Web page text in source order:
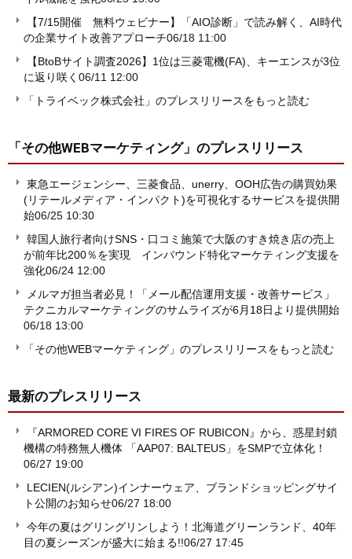
【7/15開催 無料ウェビナー】「AIO診断」で読み解く、AI時代
の企業サイト改善アプローチ06/18 11:00
【BtoBサイト調査2026】1位は三菱電機(FA)、キーエンスが3位
に返り咲く 06/11 12:00
「トライベック株式会社」のプレスリリースをもっと読む
「その他WEBマーケティング」 のプレスリリース
東急エージェンシー、三菱食品、unerry、OOH広告の購買効果
(リテールメディア・インパクト)を可視化するサービスを提供開
始06/25 10:30
韓国人旅行者向けSNS・口コミ施策で大阪のすき焼き店の売上
が前年比200％を実現 インバウンド特化マーケティング支援を
強化06/24 12:00
メルマガ担当者必見！「メール配信運用支援・改善サービス」
テクニカルマーケティングのサムライズが6月18日より提供開始
06/18 13:00
「その他WEBマーケティング」のプレスリリースをもっと読む
最新のプレスリリース
『ARMORED CORE VI FIRES OF RUBICON』から、惑星封鎖
機構の特務無人機体 「AAP07: BALTEUS」をSMPで立体化！
06/27 19:00
LECIEN(ルシアン)インナーウェア、ブランドショッピングサイ
ト公開のお知らせ06/27 18:00
今年の夏はグリングリンしよう！北海道グリーンランド、40年
目の夏シーズンが盛大に始まる!!06/27 17:45